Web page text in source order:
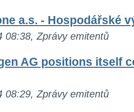
a.s. - Hospodářské
08:38, Zprávy emitentů
AG positions itself
08:29, Zprávy emitentů